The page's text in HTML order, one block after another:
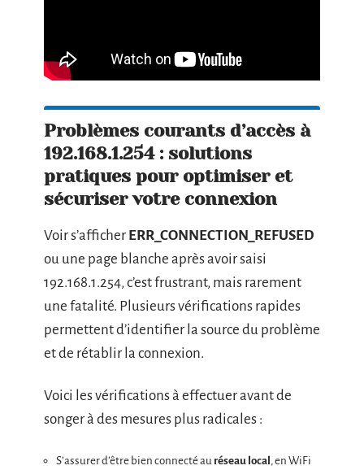
Problèmes courants d’accès à
192.168.1.254 : solutions
pratiques pour optimiser et
sécuriser votre connexion
Voir s’afficher ERR_CONNECTION_REFUSED
ou une page blanche après avoir saisi
192.168.1.254, c’est frustrant, mais rarement
une fatalité. Plusieurs vérifications rapides
permettent d’identifier la source du problème
et de rétablir la connexion.
Voici les vérifications à effectuer avant de
songer à des mesures plus radicales :
S’assurer d’être bien connecté au réseau local , en WiFi